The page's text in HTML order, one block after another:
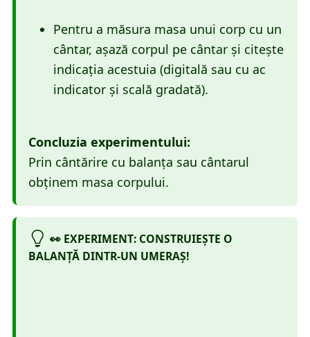
Pentru a măsura masa unui corp cu un
cântar, așază corpul pe cântar și citește
indicația acestuia (digitală sau cu ac
indicator și scală gradată).
Concluzia experimentului:
Prin cântărire cu balanţa sau cântarul
obţinem masa corpului.
👀 EXPERIMENT: CONSTRUIEȘTE O
BALANȚĂ DINTR-UN UMERAȘ!